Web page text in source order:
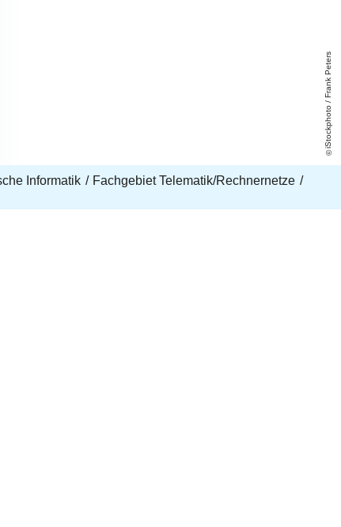
iStockphoto / Frank Peters
Informatik
Fachgebiet Telematik/Rechnernetze